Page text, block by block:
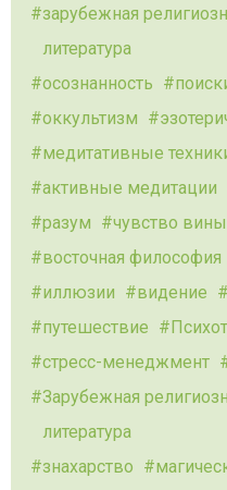
зарубежная
литература
осознанность
оккультизм
медитативные
активные медитации
разум
чувство вины
восточная философия
иллюзии
видение
путешествие
стресс-менеджмент
Зарубежная
литература
знахарство